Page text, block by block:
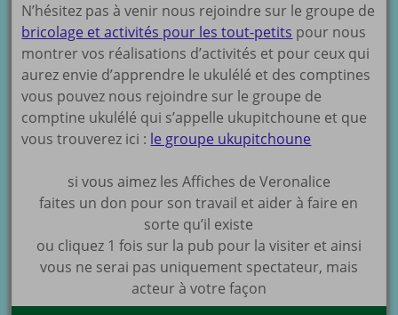
N’hésitez pas à venir nous rejoindre sur le groupe de
bricolage et activités pour les tout-petits pour nous
montrer vos réalisations d’activités et pour ceux qui
aurez envie d’apprendre le ukulélé et des comptines
vous pouvez nous rejoindre sur le groupe de
comptine ukulélé qui s’appelle ukupitchoune et que
vous trouverez ici : le groupe ukupitchoune
si vous aimez les Affiches de Veronalice
faites un don pour son travail et aider à faire en
sorte qu’il existe
ou cliquez 1 fois sur la pub pour la visiter et ainsi
vous ne serai pas uniquement spectateur, mais
acteur à votre façon